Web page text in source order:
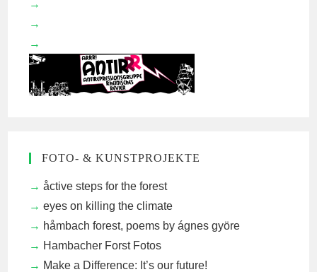
FOTO- & KUNSTPROJEKTE
åctive steps for the forest
eyes on killing the climate
håmbach forest, poems by ágnes györe
Hambacher Forst Fotos
Make a Difference: It’s our future!